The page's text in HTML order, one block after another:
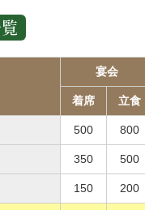
宴会
着席 立食
500 800
350 500
150 200